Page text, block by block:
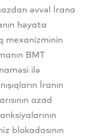
əvvəl İrana
həyata
mexanizminin
BMT
ilə
İranın
azad
blokadasının